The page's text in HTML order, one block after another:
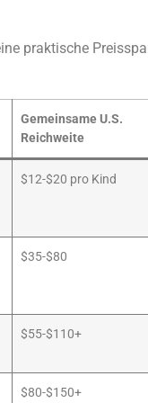
praktische
Gemeinsame U.S.
Reichweite
$12-$20 pro Kind
$35-$80
$55-$110+
$80-$150+